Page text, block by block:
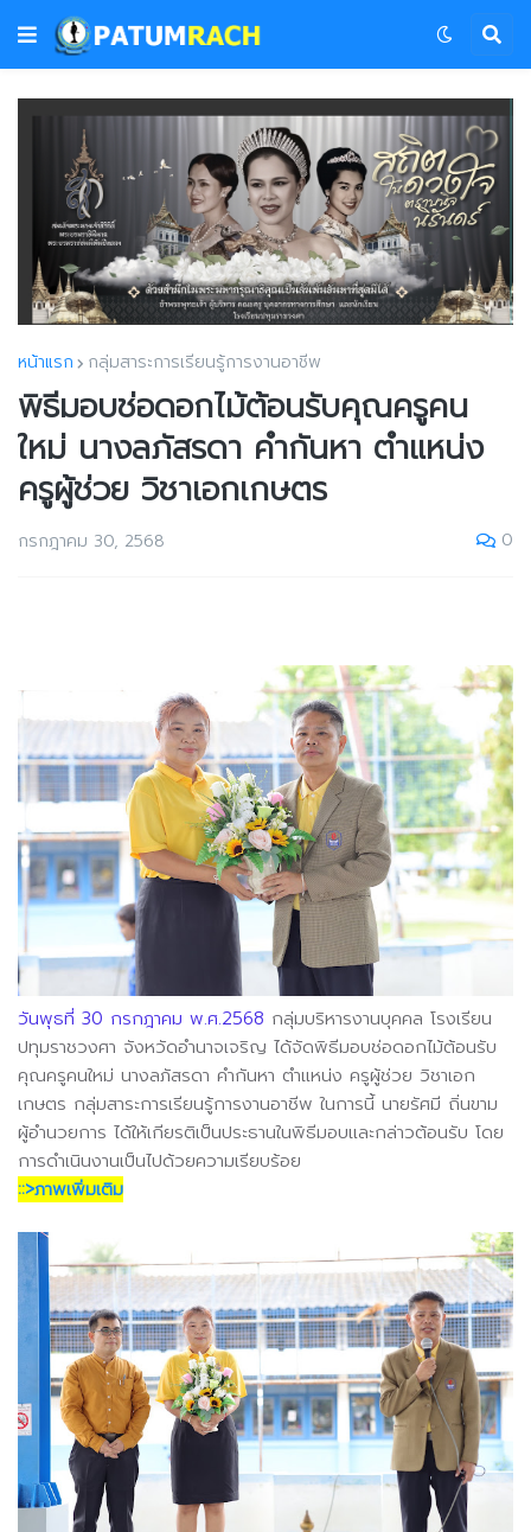
หน้าแรก กลุ่มสาระการเรียนรู้การงานอาชีพ
พิธีมอบช่อดอกไม้ต้อนรับคุณครูคน
ใหม่ นางลภัสรดา คำกันหา ตำแหน่ง
ครูผู้ช่วย วิชาเอกเกษตร
กรกฎาคม 30, 2568 0
วันพุธที่ 30 กรกฎาคม พ.ศ.2568 กลุ่มบริหารงานบุคคล โรงเรียน
ปทุมราชวงศา จังหวัดอำนาจเจริญ ได้จัดพิธีมอบช่อดอกไม้ต้อนรับ
คุณครูคนใหม่ นางลภัสรดา คำกันหา ตำแหน่ง ครูผู้ช่วย วิชาเอก
เกษตร กลุ่มสาระการเรียนรู้การงานอาชีพ ในการนี้ นายรัศมี ถิ่นขาม
ผู้อำนวยการ ได้ให้เกียรติเป็นประธานในพิธีมอบและกล่าวต้อนรับ โดย
การดำเนินงานเป็นไปด้วยความเรียบร้อย
::>ภาพเพิ่มเติม